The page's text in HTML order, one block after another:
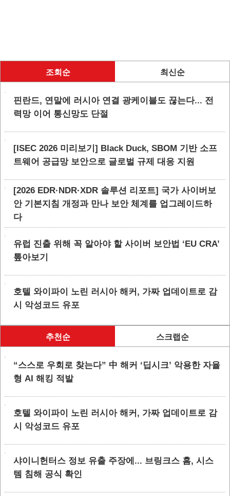
조회순 최신순
핀란드, 연말에 러시아 연결 광케이블도 끊는다... 전
력망 이어 통신망도 단절
[ISEC 2026 미리보기] Black Duck, SBOM 기반 소프
트웨어 공급망 보안으로 글로벌 규제 대응 지원
[2026 EDR·NDR·XDR 솔루션 리포트] 국가 사이버보
안 기본지침 개정과 만나 보안 체계를 업그레이드하
다
유럽 진출 위해 꼭 알아야 할 사이버 보안법 ‘EU CRA’
톺아보기
호텔 와이파이 노린 러시아 해커, 가짜 업데이트로 감
시 악성코드 유포
추천순 스크랩순
“스스로 우회로 찾는다” 中 해커 ‘딥시크’ 악용한 자율
형 AI 해킹 적발
호텔 와이파이 노린 러시아 해커, 가짜 업데이트로 감
시 악성코드 유포
샤이니헌터스 정보 유출 주장에... 브링크스 홈, 시스
템 침해 공식 확인